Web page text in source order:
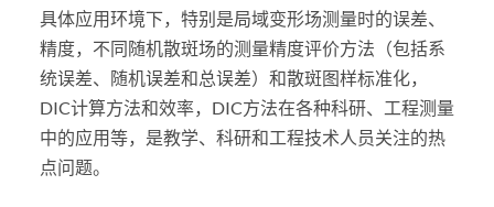
具体应用环境下，特别是局域变形场测量时的误差、
精度，不同随机散斑场的测量精度评价方法（包括系
统误差、随机误差和总误差）和散斑图样标准化，
DIC计算方法和效率，DIC方法在各种科研、工程测量
中的应用等，是教学、科研和工程技术人员关注的热
点问题。